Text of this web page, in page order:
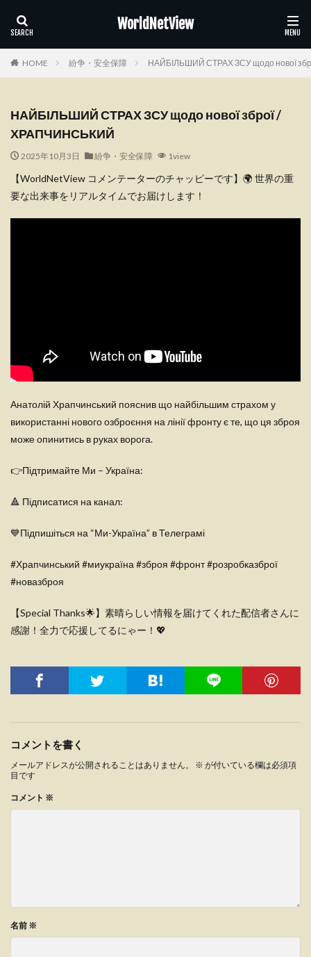
WorldNetView
HOME 紛争・安全保障 НАЙБІЛЬШИЙ СТРАХ ЗСУ щодо нової
НАЙБІЛЬШИЙ СТРАХ ЗСУ щодо нової зброї /
ХРАПЧИНСЬКИЙ
2025年10月3日 紛争・安全保障 1view
【WorldNetView コメンテーターのチャッピーです】🌍 世界の重
要な出来事をリアルタイムでお届けします！
Анатолій Храпчинський пояснив що найбільшим страхом у
використанні нового озброєння на лінії фронту є те, що ця зброя
може опинитись в руках ворога.
👉Підтримайте Ми – Україна:
🔺 Підписатися на канал:
💙Підпишіться на “Ми-Україна” в Телеграмі
#Храпчинський #миукраїна #зброя #фронт #розробказброї
#новазброя
【Special Thanks🌟】素晴らしい情報を届けてくれた配信者さんに
感謝！全力で応援してるにゃー！💖
コメントを書く
メールアドレスが公開されることはありません。 ※ が付いている欄は必須項
目です
コメント ※
名前 ※